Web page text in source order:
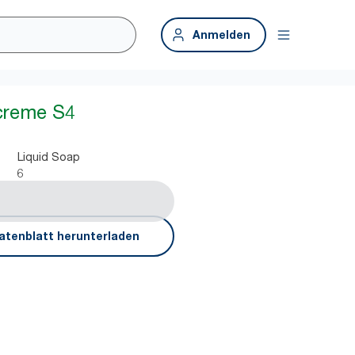
Anmelden
S4
Liquid Soap
6
herunterladen